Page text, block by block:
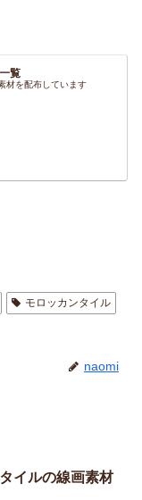
覧
材を配布しています
モロッカンタイル
naomi
イルの線画素材